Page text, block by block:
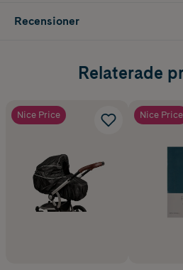
Recensioner
Relaterade
Nice Price Nice Price